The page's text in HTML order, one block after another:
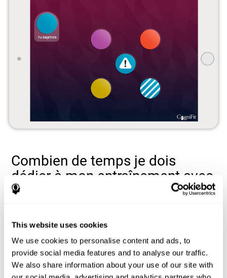
This website uses cookies
We use cookies to personalise content and ads, to
provide social media features and to analyse our traffic.
We also share information about your use of our site with
Combien de temps je dois
dédier à mon entraînement avec
les jeux de mémoire de
Les séances complètes d'entraînement pour la mémoire durent
généralement 10 à 15 minutes environ. Il est recommandé de
réaliserdeux à trois séances par semaine réparties en jours
non consécutifs. Pour plus de facilité,CogniFit peut vous
envoyer des rappels de séances.